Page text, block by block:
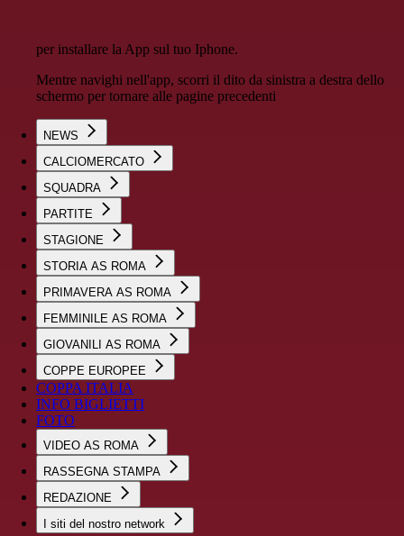
per installare la App sul tuo Iphone.
Mentre navighi nell'app, scorri il dito da sinistra a destra dello
schermo per tornare alle pagine precedenti
NEWS
CALCIOMERCATO
SQUADRA
PARTITE
STAGIONE
STORIA AS ROMA
PRIMAVERA AS ROMA
FEMMINILE AS ROMA
GIOVANILI AS ROMA
COPPE EUROPEE
COPPA ITALIA
INFO BIGLIETTI
FOTO
VIDEO AS ROMA
RASSEGNA STAMPA
REDAZIONE
I siti del nostro network